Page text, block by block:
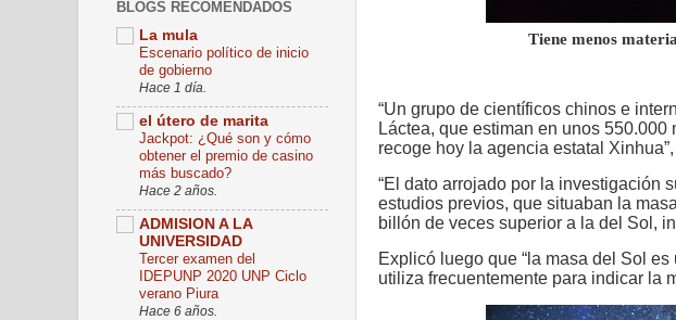
Tiene menos
“Un grupo de científicos chinos e
Láctea, que estiman en unos
recoge hoy la agencia estatal
“El dato arrojado por la investigación
estudios previos, que situaban la
billón de veces superior a la del Sol,
Explicó luego que “la masa del Sol
utiliza frecuentemente para indicar la
BLOGS RECOMENDADOS
La mula
Escenario político de inicio
de gobierno
Hace 1 día.
el útero de marita
Jackpot: ¿Qué son y cómo
obtener el premio de casino
más buscado?
Hace 2 años.
ADMISION A LA
UNIVERSIDAD
Tercer examen del
IDEPUNP 2020 UNP Ciclo
verano Piura
Hace 6 años.